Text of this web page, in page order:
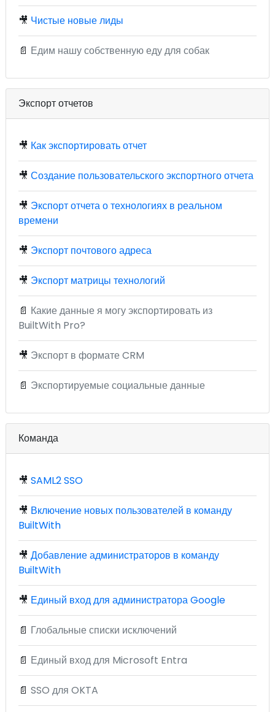
🎥 Чистые новые лиды
📄 Едим нашу собственную еду для собак
Экспорт отчетов
🎥 Как экспортировать отчет
🎥 Создание пользовательского экспортного отчета
🎥 Экспорт отчета о технологиях в реальном
времени
🎥 Экспорт почтового адреса
🎥 Экспорт матрицы технологий
📄 Какие данные я могу экспортировать из
BuiltWith Pro?
🎥 Экспорт в формате CRM
📄 Экспортируемые социальные данные
Команда
🎥 SAML2 SSO
🎥 Включение новых пользователей в команду
BuiltWith
🎥 Добавление администраторов в команду
BuiltWith
🎥 Единый вход для администратора Google
📄 Глобальные списки исключений
📄 Единый вход для Microsoft Entra
📄 SSO для OKTA